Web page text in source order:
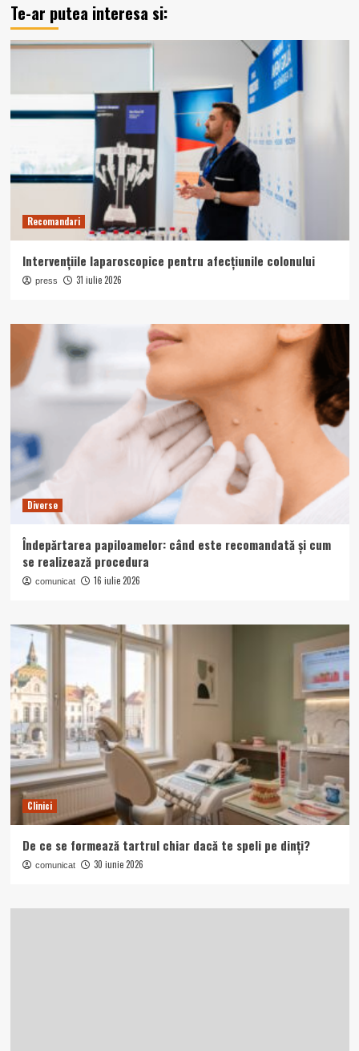
Te-ar putea interesa si:
Recomandari
Intervențiile laparoscopice pentru afecțiunile colonului
press 31 iulie 2026
Diverse
Îndepărtarea papiloamelor: când este recomandată și cum
se realizează procedura
comunicat 16 iulie 2026
Clinici
De ce se formează tartrul chiar dacă te speli pe dinți?
comunicat 30 iunie 2026